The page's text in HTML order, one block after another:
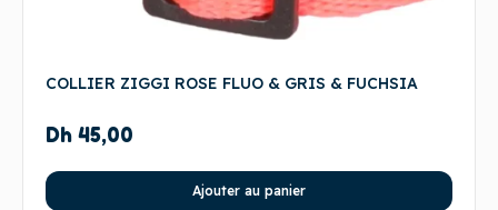
COLLIER ZIGGI ROSE FLUO & GRIS & FUCHSIA
Dh 45,00
Ajouter au panier